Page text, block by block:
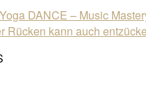
DANCE – Music
Rücken kann auch